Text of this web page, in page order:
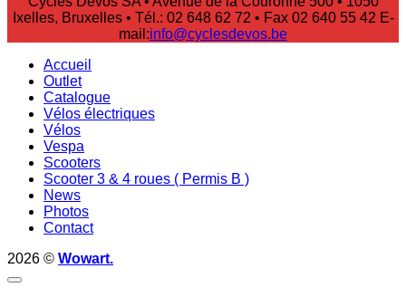
Ixelles, Bruxelles • Tél.: 02 648 62 72 • Fax 02 640 55 42 E-
mail:info@cyclesdevos.be
Accueil
Outlet
Catalogue
Vélos électriques
Vélos
Vespa
Scooters
Scooter 3 & 4 roues ( Permis B )
News
Photos
Contact
2026 © Wowart.